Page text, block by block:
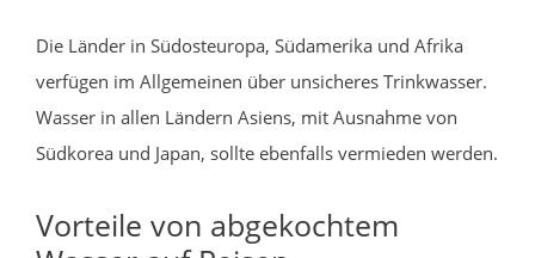
Die Länder in Südosteuropa, Südamerika und Afrika
verfügen im Allgemeinen über unsicheres Trinkwasser.
Wasser in allen Ländern Asiens, mit Ausnahme von
Südkorea und Japan, sollte ebenfalls vermieden werden.
Vorteile von abgekochtem